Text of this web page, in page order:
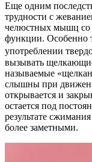
Еще одним
трудности с
челюстных мышц со
функции. Особенно
употреблении
вызывать
называемые
слышны при
открывается и
остается под
результате
более заметными.